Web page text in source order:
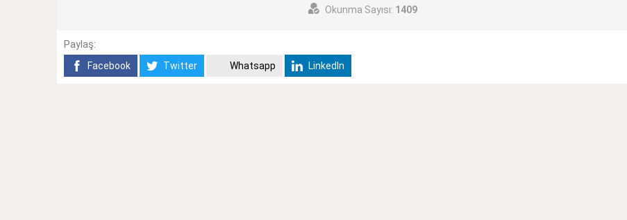
Okunma Sayısı: 1409
Paylaş:
Facebook
Twitter Whatsapp LinkedIn